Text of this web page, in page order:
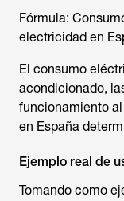
Fórmula:
electricidad en
El consumo
acondicionado,
funcionamiento
en España
Ejemplo real de
Tomando como